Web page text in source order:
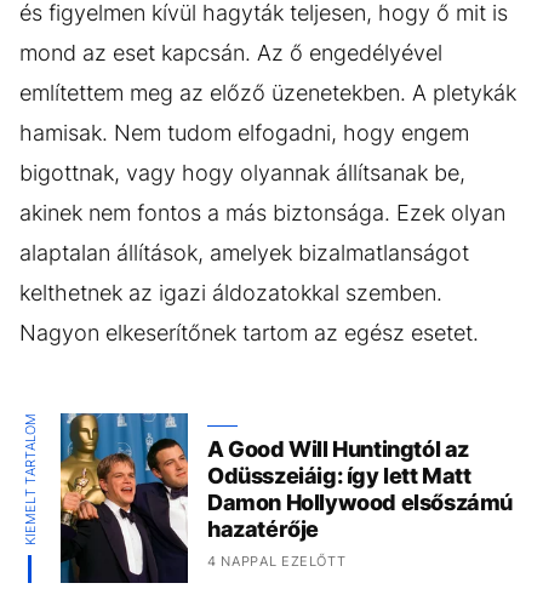
és figyelmen kívül hagyták teljesen, hogy ő mit is
mond az eset kapcsán. Az ő engedélyével
említettem meg az előző üzenetekben. A pletykák
hamisak. Nem tudom elfogadni, hogy engem
bigottnak, vagy hogy olyannak állítsanak be,
akinek nem fontos a más biztonsága. Ezek olyan
alaptalan állítások, amelyek bizalmatlanságot
kelthetnek az igazi áldozatokkal szemben.
Nagyon elkeserítőnek tartom az egész esetet.
KIEMELT TARTALOM
A Good Will Huntingtól az
Odüsszeiáig: így lett Matt
Damon Hollywood elsőszámú
hazatérője
4 NAPPAL EZELŐTT